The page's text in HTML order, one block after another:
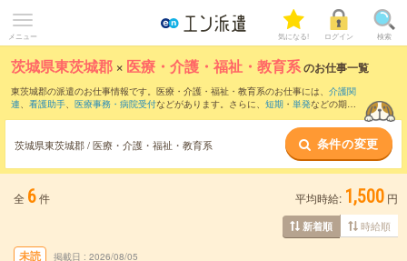
メニュー 気になる! ログイン 検索
茨城県東茨城郡 × 医療・介護・福祉・教育系のお仕事一覧
東茨城郡の派遣のお仕事情報です。医療・介護・福祉・教育系のお仕事には、 介護関
連、 看護助手、 医療事務・病院受付などがあります。さらに、 短期 ・ 単発などの期間
茨城県東茨城郡 / 医療・介護・福祉・教育系 条件の変更
全 6件 平均時給: 1,500 円
新着順 時給順
未読 掲載日 2026/08/05